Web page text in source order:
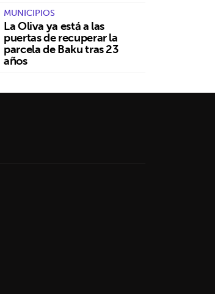
MUNICIPIOS
La Oliva ya está a las
puertas de recuperar la
parcela de Baku tras 23
años